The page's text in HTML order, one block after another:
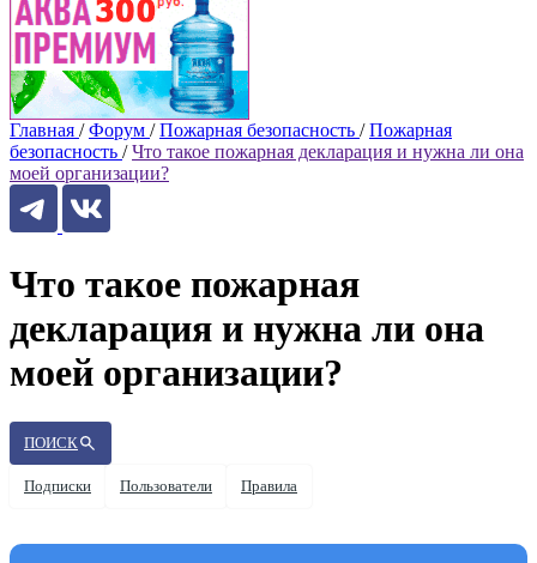
Главная / Форум / Пожарная безопасность / Пожарная
безопасность / Что такое пожарная декларация и нужна ли она
моей организации?
Что такое пожарная
декларация и нужна ли она
моей организации?
ПОИСК
Подписки Пользователи Правила